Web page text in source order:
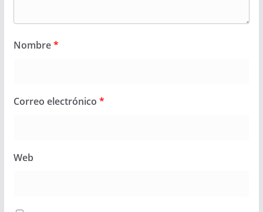
Nombre*
Correo electrónico *
Web